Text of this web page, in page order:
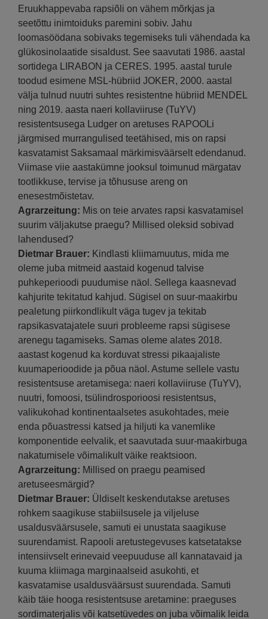
Eruukhappevaba rapsiõli on vähem mõrkjas ja
seetõttu inimtoiduks paremini sobiv. Jahu
loomasöödana sobivaks tegemiseks tuli vähendada ka
glükosinolaatide sisaldust. See saavutati 1986. aastal
sortidega LIRABON ja CERES. 1995. aastal turule
toodud esimene MSL-hübriid JOKER, 2000. aastal
välja tulnud nuutri suhtes resistentne hübriid MENDEL
ning 2019. aasta naeri kollaviiruse (TuYV)
resistentsusega Ludger on aretuses RAPOOLi
järgmised murrangulised teetähised, mis on rapsi
kasvatamist Saksamaal märkimisväärselt edendanud.
Viimase viie aastakümne jooksul toimunud märgatav
tootlikkuse, tervise ja tõhususe areng on
enesestmõistetav.
Agrarzeitung: Mis on teie arvates rapsi kasvatamisel
suurim väljakutse praegu? Millised oleksid sobivad
lahendused?
Dietmar Brauer: Kindlasti kliimamuutus, mida me
oleme juba mitmeid aastaid kogenud talvise
puhkeperioodi puudumise näol. Sellega kaasnevad
kahjurite tekitatud kahjud. Sügisel on suur-maakirbu
pealetung piirkondlikult väga tugev ja tekitab
rapsikasvatajatele suuri probleeme rapsi sügisese
arenegu tagamiseks. Samas oleme alates 2018.
aastast kogenud ka korduvat stressi pikaajaliste
kuumaperioodide ja põua näol. Astume sellele vastu
resistentsuse aretamisega: naeri kollaviiruse (TuYV),
nuutri, fomoosi, tsülindrosporioosi resistentsus,
valikukohad kontinentaalsetes asukohtades, meie
enda põuastressi katsed ja hiljuti ka vanemlike
komponentide eelvalik, et saavutada suur-maakirbuga
nakatumisele võimalikult väike reaktsioon.
Agrarzeitung: Millised on praegu peamised
aretuseesmärgid?
Dietmar Brauer: Üldiselt keskendutakse aretuses
rohkem saagikuse stabiilsusele ja viljeluse
usaldusväärsusele, samuti ei unustata saagikuse
suurendamist. Rapooli aretustegevuses katsetatakse
intensiivselt erinevaid veepuuduse all kannatavaid ja
kuuma kliimaga marginaalseid asukohti, et
kasvatamise usaldusväärsust suurendada. Samuti
käib täie hooga resistentsuse aretamine: praeguses
sordimaterjalis või katsetüvedes on juba võimalik leida